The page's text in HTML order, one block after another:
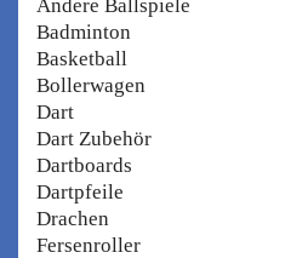
Andere Ballspiele
Badminton
Basketball
Bollerwagen
Dart
Dart Zubehör
Dartboards
Dartpfeile
Drachen
Fersenroller